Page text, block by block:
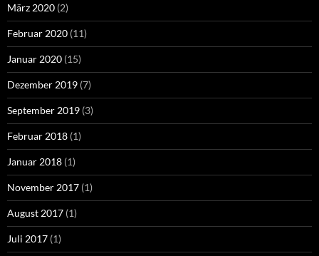
März 2020 (2)
Februar 2020 (11)
Januar 2020 (15)
Dezember 2019 (7)
September 2019 (3)
Februar 2018 (1)
Januar 2018 (1)
November 2017 (1)
August 2017 (1)
Juli 2017 (1)